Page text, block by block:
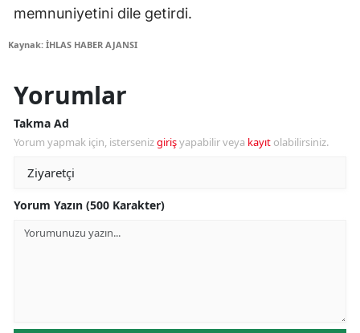
memnuniyetini dile getirdi.
Kaynak: İHLAS HABER AJANSI
Yorumlar
Takma Ad
Yorum yapmak için, istersenizgirişyapabilir veya kayıt olabilirsiniz.
Yorum Yazın (500 Karakter)